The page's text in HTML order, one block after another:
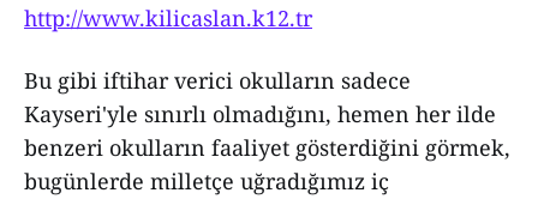
http://www.kilicaslan.k12.tr
Bu gibi iftihar verici okulların sadece
Kayseri'yle sınırlı olmadığını, hemen her ilde
benzeri okulların faaliyet gösterdiğini görmek,
bugünlerde milletçe uğradığımız iç